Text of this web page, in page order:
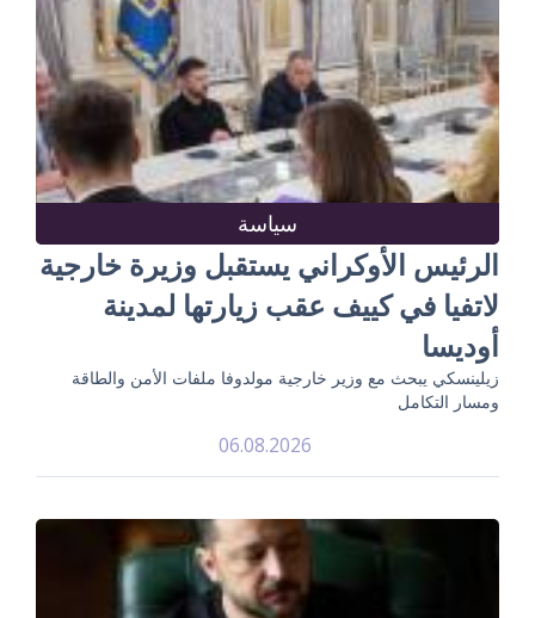
سياسة
الرئيس الأوكراني يستقبل وزيرة خارجية
لاتفيا في كييف عقب زيارتها لمدينة
أوديسا
زيلينسكي يبحث مع وزير خارجية مولدوفا ملفات الأمن والطاقة
ومسار التكامل
06.08.2026